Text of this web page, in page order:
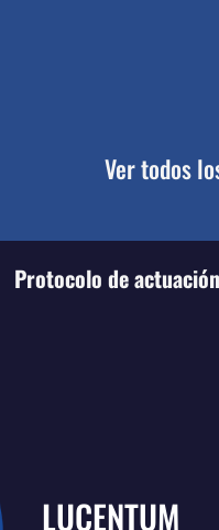
Ver todos
Protocolo de
LUCENTUM